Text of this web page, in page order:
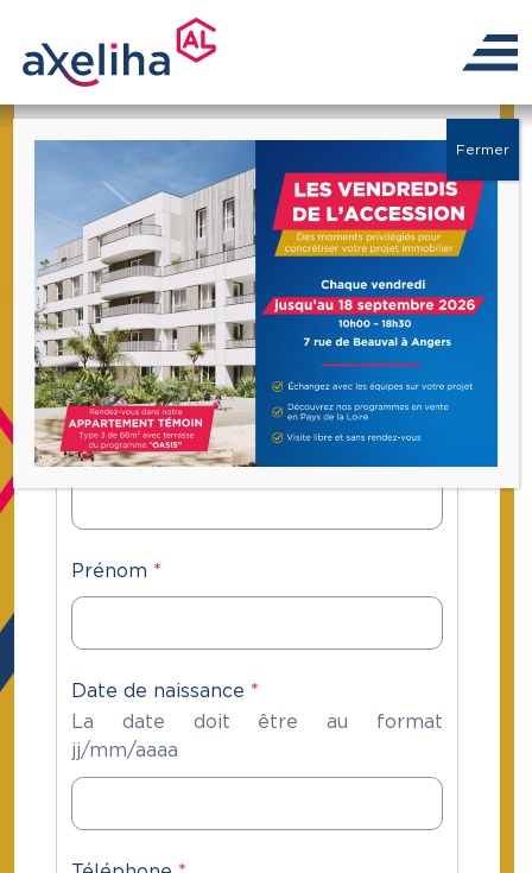
Déposer un dossier
Appartement Angers 4 pièces avec
balcon Justices
Candidat n°1
Nom*
Prénom *
Date de naissance *
La date doit être au format
jj/mm/aaaa
Fermer